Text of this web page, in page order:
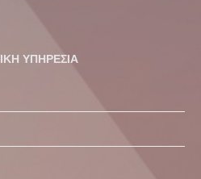
ΥΠΗΡΕΣΙΑ